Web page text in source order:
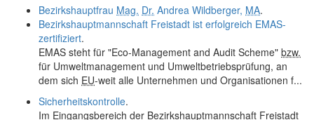
Bezirkshauptfrau Mag. Dr. Andrea Wildberger, MA.
Bezirkshauptmannschaft Freistadt ist erfolgreich EMAS-
zertifiziert.
EMAS steht für "Eco-Management and Audit Scheme" bzw.
für Umwelt­management und Umweltbetriebsprüfung, an
dem sich EU-weit alle Unternehmen und Organisationen f...
Sicherheitskontrolle.
Im Eingangsbereich der Bezirkshauptmannschaft Freistadt